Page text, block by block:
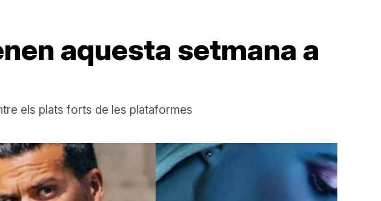
aquesta setmana a
els plats forts de les plataformes